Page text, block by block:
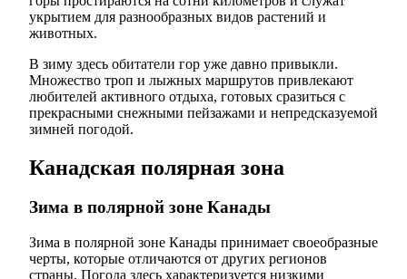
укрытием для разнообразных видов растений и
животных.
В зиму здесь обитатели гор уже давно привыкли.
Множество троп и лыжных маршрутов привлекают
любителей активного отдыха, готовых сразиться с
прекрасными снежными пейзажами и непредсказуемой
зимней погодой.
Канадская полярная зона
Зима в полярной зоне Канады
Зима в полярной зоне Канады принимает своеобразные
черты, которые отличаются от других регионов
страны. Погода здесь характеризуется низкими